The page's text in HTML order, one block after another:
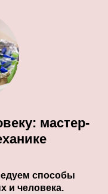
мастер-
способы
и человека.